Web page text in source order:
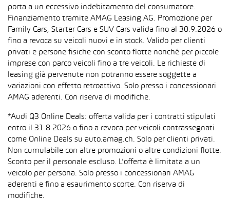
porta a un eccessivo indebitamento del consumatore.
Finanziamento tramite AMAG Leasing AG. Promozione per
Family Cars, Starter Cars e SUV Cars valida fino al 30.9.2026 o
fino a revoca su veicoli nuovi e in stock. Valido per clienti
privati e persone fisiche con sconto flotte nonché per piccole
imprese con parco veicoli fino a tre veicoli. Le richieste di
leasing già pervenute non potranno essere soggette a
variazioni con effetto retroattivo. Solo presso i concessionari
AMAG aderenti. Con riserva di modifiche.
*Audi Q3 Online Deals: offerta valida per i contratti stipulati
entro il 31.8.2026 o fino a revoca per veicoli contrassegnati
come Online Deals su auto.amag.ch. Solo per clienti privati.
Non cumulabile con altre promozioni o altre condizioni flotte.
Sconto per il personale escluso. L’offerta è limitata a un
veicolo per persona. Solo presso i concessionari AMAG
aderenti e fino a esaurimento scorte. Con riserva di
modifiche.